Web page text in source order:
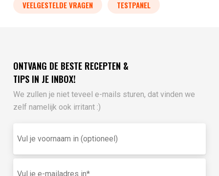
VEELGESTELDE VRAGEN TESTPANEL
ONTVANG DE BESTE RECEPTEN &
TIPS IN JE INBOX!
We zullen je niet teveel e-mails sturen, dat vinden we
zelf namelijk ook irritant :)
je
in
(optioneel)
mailadres